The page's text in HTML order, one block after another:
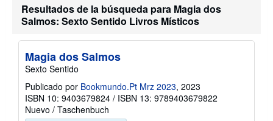
n
s
b
t
a
Resultados de la búsqueda para Magia dos
Salmos: Sexto Sentido Livros Místicos
Magia dos Salmos
Sexto Sentido
Publicado por Bookmundo.Pt Mrz 2023, 2023
ISBN 10: 9403679824 / ISBN 13: 9789403679822
Nuevo / Taschenbuch